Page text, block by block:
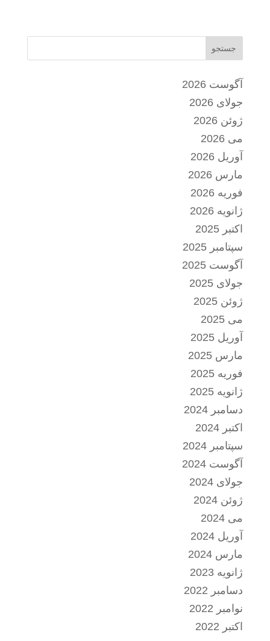
جستجو
آگوست 2026
جولای 2026
ژوئن 2026
می 2026
آوریل 2026
مارس 2026
فوریه 2026
ژانویه 2026
اکتبر 2025
سپتامبر 2025
آگوست 2025
جولای 2025
ژوئن 2025
می 2025
آوریل 2025
مارس 2025
فوریه 2025
ژانویه 2025
دسامبر 2024
اکتبر 2024
سپتامبر 2024
آگوست 2024
جولای 2024
ژوئن 2024
می 2024
آوریل 2024
مارس 2024
ژانویه 2023
دسامبر 2022
نوامبر 2022
اکتبر 2022